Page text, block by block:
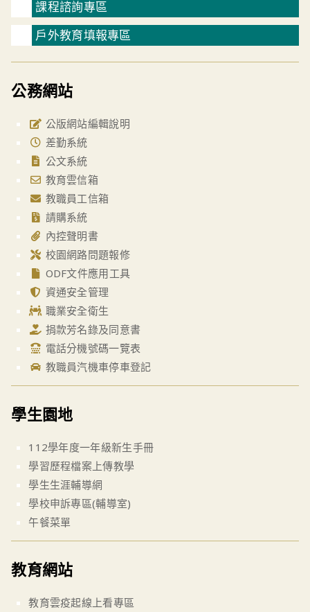
課程諮詢專區
戶外教育填報專區
公務網站
公版網站編輯說明
差勤系統
公文系統
教育雲信箱
教職員工信箱
請購系統
內控聲明書
校園網路問題報修
ODF文件應用工具
資通安全管理
職業安全衛生
捐款芳名錄及同意書
電話分機號碼一覽表
教職員汽機車停車登記
學生園地
112學年度一年級新生手冊
學習歷程檔案上傳教學
學生生涯輔導網
學校申訴專區(輔導室)
午餐菜單
教育網站
教育雲疫起線上看專區